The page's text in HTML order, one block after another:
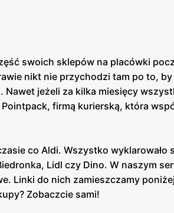
swoich sklepów na placówki
nikt nie przychodzi tam po to,
jeżeli za kilka miesięcy
firmą kurierską, która
co Aldi. Wszystko wyklarowało
Lidl czy Dino. W naszym
Linki do nich zamieszczamy
Zobaczcie sami!